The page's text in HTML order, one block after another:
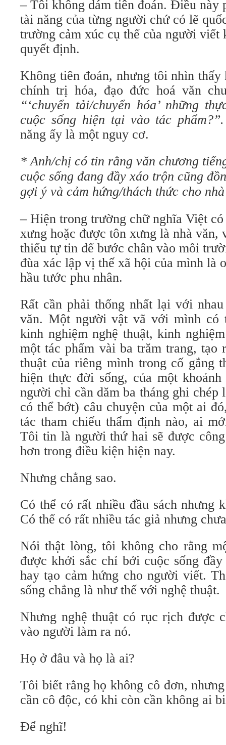
– Tôi không dám tiên đoán. Điều này
tài năng của từng người chứ có lẽ
trường cảm xúc cụ thể của người viết
quyết định.
Không tiên đoán, nhưng tôi nhìn thấy
chính trị hóa, đạo đức hoá văn
“‘chuyển tải/chuyển hóa’ những
cuộc sống hiện tại vào tác
năng ấy là một nguy cơ.
* Anh/chị có tin rằng văn chương
cuộc sống đang đầy xáo trộn cũng
gợi ý và cảm hứng/thách thức cho
– Hiện trong trường chữ nghĩa Việt
xưng hoặc được tôn xưng là nhà văn,
thiếu tự tin để bước chân vào môi
đùa xác lập vị thế xã hội của mình là
hầu tước phu nhân.
Rất cần phải thống nhất lại với
văn. Một người vật vã với mình có
kinh nghiệm nghệ thuật, kinh
một tác phẩm vài ba trăm trang, tạo
thuật của riêng mình trong cố gắng
hiện thực đời sống, của một
người chỉ cần dăm ba tháng ghi chép
có thể bớt) câu chuyện của một ai
tác tham chiếu thẩm định nào, ai
Tôi tin là người thứ hai sẽ được
hơn trong điều kiện hiện nay.
Nhưng chẳng sao.
Có thể có rất nhiều đầu sách nhưng
Có thể có rất nhiều tác giả nhưng
Nói thật lòng, tôi không cho rằng
được khởi sắc chỉ bởi cuộc sống
hay tạo cảm hứng cho người viết.
sống chẳng là như thế với nghệ thuật.
Nhưng nghệ thuật có rục rịch được
vào người làm ra nó.
Họ ở đâu và họ là ai?
Tôi biết rằng họ không cô đơn,
cần cô độc, có khi còn cần không ai
Để nghĩ!